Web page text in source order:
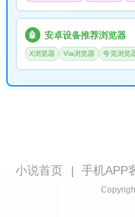
🤖 安卓设备推荐浏览器
X浏览器 Via浏览器 夸克浏览
小说首页 手机APP